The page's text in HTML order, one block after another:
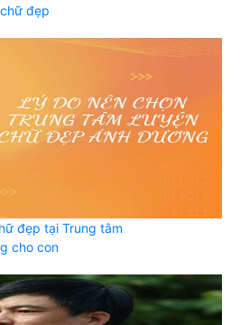
đẹp
đẹp tại Trung tâm
cho con